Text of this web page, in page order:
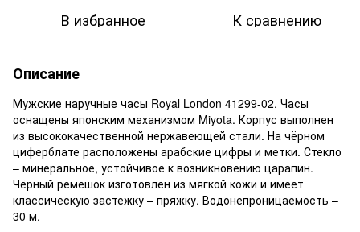
В избранное К сравнению
Описание
Мужские наручные часы Royal London 41299-02. Часы
оснащены японским механизмом Miyota. Корпус выполнен
из высококачественной нержавеющей стали. На чёрном
циферблате расположены арабские цифры и метки. Стекло
– минеральное, устойчивое к возникновению царапин.
Чёрный ремешок изготовлен из мягкой кожи и имеет
классическую застежку – пряжку. Водонепроницаемость –
30 м.